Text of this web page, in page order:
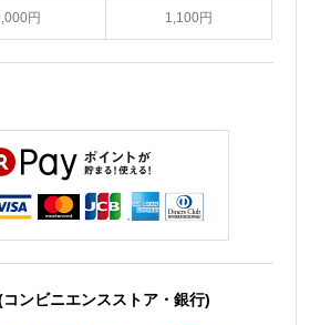
円 1,100円
ンビニエンスストア・銀行)